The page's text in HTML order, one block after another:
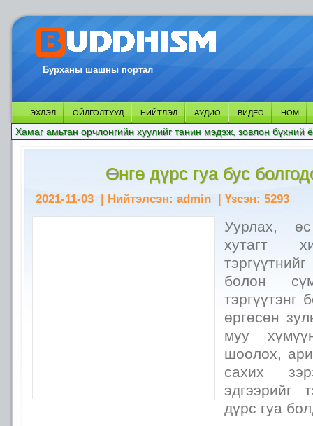
Бурханы шашны портал
ЭХЛЭЛ ОЙЛГОЛТУУД НИЙТЛЭЛ АУДИО ВИДЕО НОМ
Хамаг амьтан орчлонгийн хуулийг танин мэдэж, зовлон бүхний
Өнгө дүрс гуа бус
2021-11-03 | Нийтэлсэн: admin | Үзсэн: 5293
Уурлах,
хутагт
болон
тэргүүтэнг
өргөсөн
муу
шоолох,
сахих
эдгээрийг
дүрс гуа